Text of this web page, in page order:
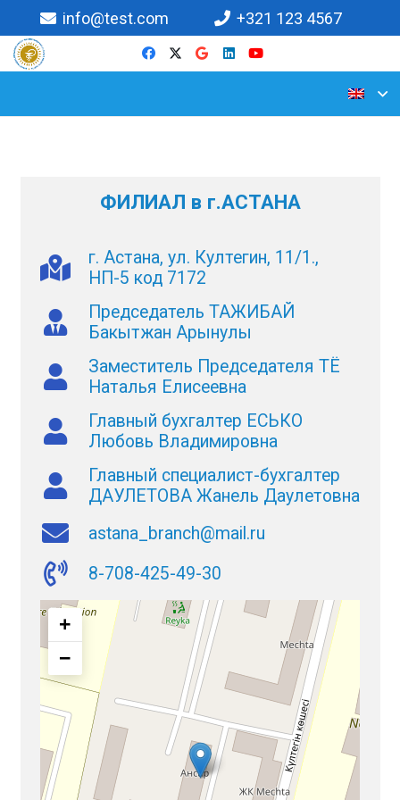
info@test.com +321 123 4567
ФИЛИАЛ в г.АСТАНА
г. Астана, ул. Култегин, 11/1.,
НП-5 код 7172
Председатель ТАЖИБАЙ
Бакытжан Арынулы
Заместитель Председателя ТЁ
Наталья Елисеевна
Главный бухгалтер ЕСЬКО
Любовь Владимировна
Главный специалист-бухгалтер
ДАУЛЕТОВА Жанель Даулетовна
astana_branch@mail.ru
8-708-425-49-30
+
−